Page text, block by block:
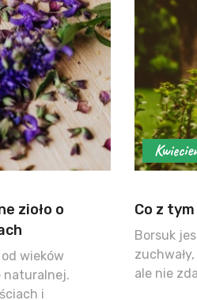
zioło o
wieków
naturalnej.
i
Co z
Borsuk
ale nie